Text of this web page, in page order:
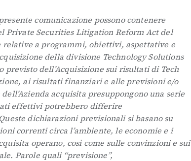
comunicazione possono contenere
Private Securities Litigation Reform Act del
relative a programmi, obiettivi, aspettative e
della divisione Technology Solutions
previsto dell’Acquisizione sui risultati di Tech
ai risultati finanziari e alle previsioni e/o
acquisita presuppongono una serie
effettivi potrebbero differire
dichiarazioni previsionali si basano su
correnti circa l’ambiente, le economie e i
operano, così come sulle convinzioni e sui
Parole quali “previsione”,